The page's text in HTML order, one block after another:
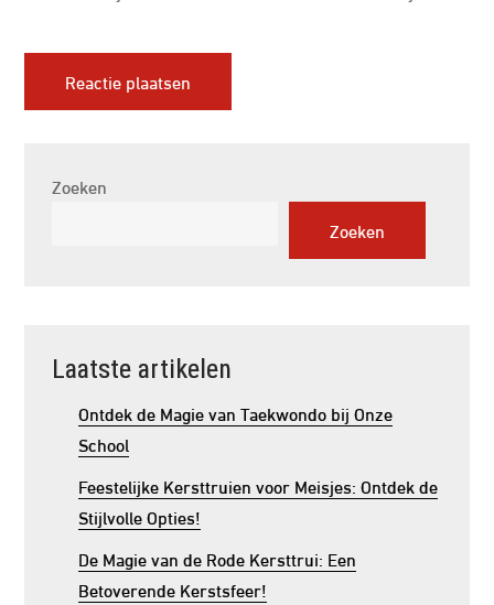
Zoeken
Zoeken
Laatste artikelen
Ontdek de Magie van Taekwondo bij Onze
School
Feestelijke Kersttruien voor Meisjes: Ontdek de
Stijlvolle Opties!
De Magie van de Rode Kersttrui: Een
Betoverende Kerstsfeer!